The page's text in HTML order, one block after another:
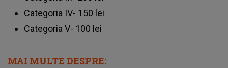
Categoria IV- 150 lei
Categoria V- 100 lei
MAI MULTE DESPRE: